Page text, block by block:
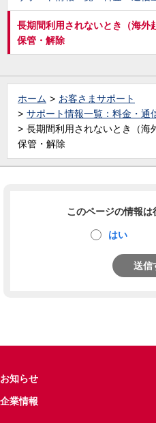
長期間利用されないとき（海外
保管・解除
ホーム
お客さまサポート
サポート情報一覧：料金・通
長期間利用されないとき（海
保管・解除
このページの情報は
はい
送信
お知らせ
企業情報